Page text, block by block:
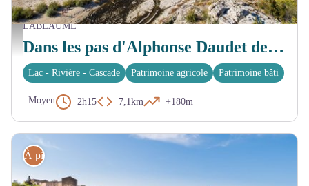
LABEAUME
Dans les pas d'Alphonse Daudet depuis Labeaume
Lac - Rivière - Cascade Patrimoine agricole Patrimoine bâti
Moyen 2h15 7,1km +180m
À pied